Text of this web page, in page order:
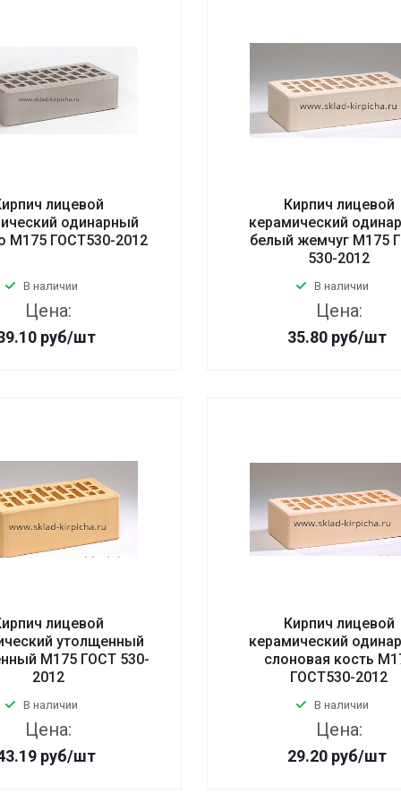
лицевой
одинарный
М175 ГОСТ530-2012
В наличии
Цена:
руб/шт
Кирпич лицевой
керамический
белый жемчуг М175
530-2012
В наличии
Цена:
35.80 руб/шт
лицевой
утолщенный
М175 ГОСТ 530-
2012
В наличии
Цена:
руб/шт
Кирпич лицевой
керамический
слоновая кость
ГОСТ530-2012
В наличии
Цена:
29.20 руб/шт